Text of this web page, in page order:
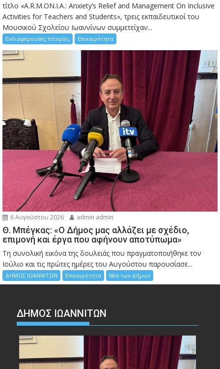
τίτλο «A.R.M.ON.I.A.: Anxiety’s Relief and Management On Inclusive
Activities for Teachers and Students», τρεις εκπαιδευτικοί του
Μουσικού Σχολείου Ιωαννίνων συμμετείχαν...
Ενδιαφέρουσες Ιστορίες Επικαιρότητα
6 Αυγούστου 2026 admin admin
Θ. Μπέγκας: «Ο Δήμος μας αλλάζει με σχέδιο,
επιμονή και έργα που αφήνουν αποτύπωμα»
Τη συνολική εικόνα της δουλειάς που πραγματοποιήθηκε τον
Ιούλιο και τις πρώτες ημέρες του Αυγούστου παρουσίασε...
ΔΗΜΟΣ ΙΩΑΝΝΙΤΩΝ Επικαιρότητα Νέα των Δήμων
ΔΗΜΟΣ ΙΩΑΝΝΙΤΩΝ